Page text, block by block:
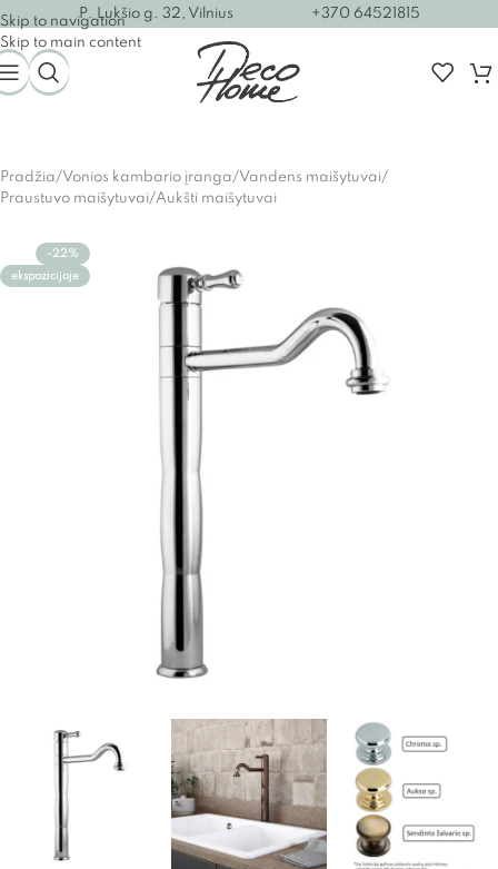
Skip to navigation
Skip to main content
P. Lukšio g. 32, Vilnius +370 64521815
Pradžia/Vonios kambario įranga/Vandens maišytuvai/
Praustuvo maišytuvai/Aukšti maišytuvai
-22%
ekspozicijoje